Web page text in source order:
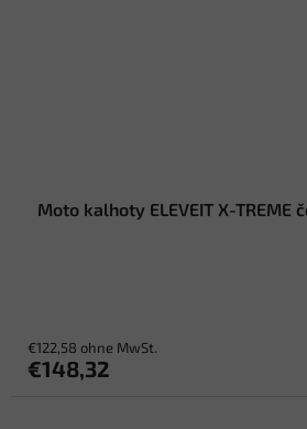
Moto kalhoty ELEVEIT X-
€122,58 ohne MwSt.
€148,32